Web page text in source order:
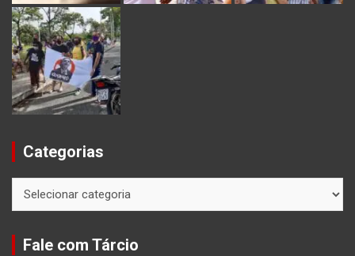
Categorias
Fale com Tárcio